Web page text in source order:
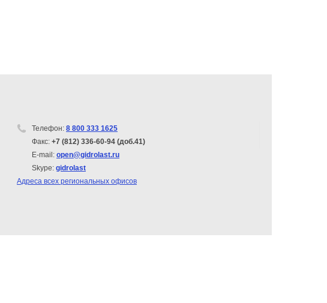
Телефон: 8 800 333 1625
Факс: +7 (812) 336-60-94 (доб.41)
E-mail: open@gidrolast.ru
Skype: gidrolast
Адреса всех региональных офисов